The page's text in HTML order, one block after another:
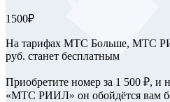
1500₽
На тарифах МТС Больше, МТС
руб. станет бесплатным
Приобретите номер за 1 500 ₽,
«МТС РИИЛ» он обойдётся вам